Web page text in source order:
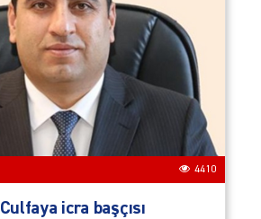
4410
icra başçısı